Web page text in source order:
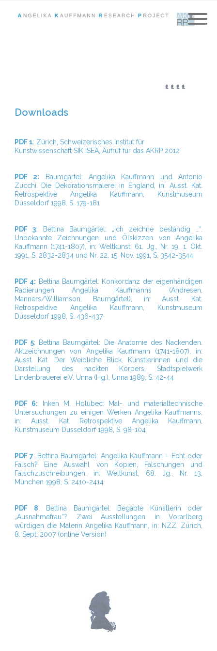
Downloads
PDF 1: Zürich, Schweizerisches Institut für
Kunstwissenschaft SIK ISEA, Aufruf für das AKRP 2012
PDF 2: Baumgärtel: Angelika Kauffmann und Antonio
Zucchi. Die Dekorationsmalerei in England, in: Ausst. Kat.
Retrospektive Angelika Kauffmann, Kunstmuseum
Düsseldorf 1998, S. 179-181
PDF 3: Bettina Baumgärtel: „Ich zeichne beständig …“.
Unbekannte Zeichnungen und Ölskizzen von Angelika
Kauffmann (1741-1807), in: Weltkunst, 61. Jg., Nr. 19, 1. Okt.
1991, S. 2832-2834 und Nr. 22, 15. Nov. 1991, S. 3542-3544
PDF 4: Bettina Baumgärtel: Konkordanz der eigenhändigen
Radierungen Angelika Kauffmanns (Andresen,
Manners/Williamson, Baumgärtel), in: Ausst. Kat.
Retrospektive Angelika Kauffmann, Kunstmuseum
Düsseldorf 1998, S. 436-437
PDF 5: Bettina Baumgärtel: Die Anatomie des Nackenden.
Aktzeichnungen von Angelika Kauffmann (1741-1807), in:
Ausst. Kat. Der Weibliche Blick. Künstlerinnen und die
Darstellung des nackten Körpers, Stadtspielwerk
Lindenbrauerei e.V. Unna (Hg.), Unna 1989, S. 42-44
PDF 6: Inken M. Holubec: Mal- und materialtechnische
Untersuchungen zu einigen Werken Angelika Kauffmanns,
in: Ausst. Kat. Retrospektive Angelika Kauffmann,
Kunstmuseum Düsseldorf 1998, S. 98-104
PDF 7: Bettina Baumgärtel: Angelika Kauffmann – Echt oder
Falsch? Eine Auswahl von Kopien, Fälschungen und
Falschzuschreibungen, in: Weltkunst, 68. Jg., Nr. 13,
München 1998, S. 2410-2414
PDF 8: Bettina Baumgärtel: Begabte Künstlerin oder
„Ausnahmefrau“? Zwei Ausstellungen in Vorarlberg
würdigen die Malerin Angelika Kauffmann, in: NZZ, Zürich,
8. Sept. 2007 (online Version)